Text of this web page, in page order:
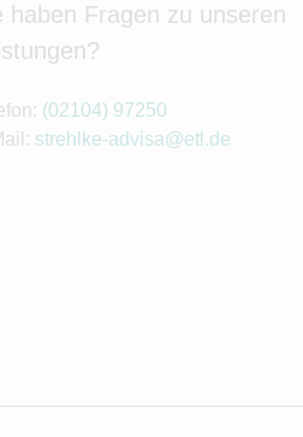
haben Fragen zu unseren
(02104) 97250
strehlke-advisa@etl.de